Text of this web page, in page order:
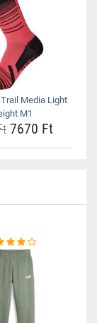
Media Light
M1
7670 Ft